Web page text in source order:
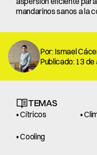
mandarinos sanos a la
Por: Ismael
Publicado: 13
TEMAS
• Cítricos •
• Cooling